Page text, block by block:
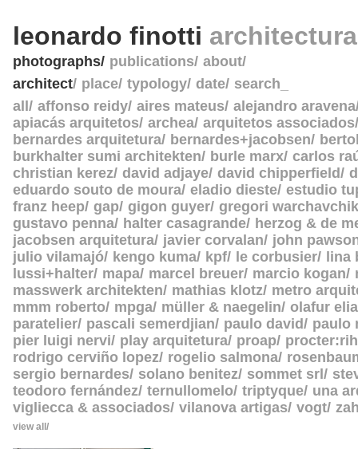
leonardo finotti
photographs publications about
architect place typology date search_
all
affonso reidy aires mateus alejandro aravena
apiacás arquitetos archea arquitetos associados
bernardes arquitetura
bernardes+jacobsen
burkhalter sumi architekten
burle marx carlos
christian kerez david adjaye david chipperfield
eduardo souto de moura eladio dieste estudio
franz heep gap gigon guyer gregori warchavchik
gustavo penna
halter casagrande
herzog & de
jacobsen arquitetura javier corvalan
john
julio vilamajó
kengo kuma kpf le corbusier
lina
lussi+halter mapa marcel breuer marcio kogan
masswerk architekten
mathias klotz metro
mmm roberto mpga müller & naegelin olafur
paratelier pascali semerdjian paulo david
paulo
pier luigi nervi
play arquitetura proap
rodrigo cerviño lopez rogelio salmona
sergio bernardes
solano benitez sommet srl
teodoro fernández ternullomelo triptyque una
vigliecca & associados vilanova artigas vogt
view all